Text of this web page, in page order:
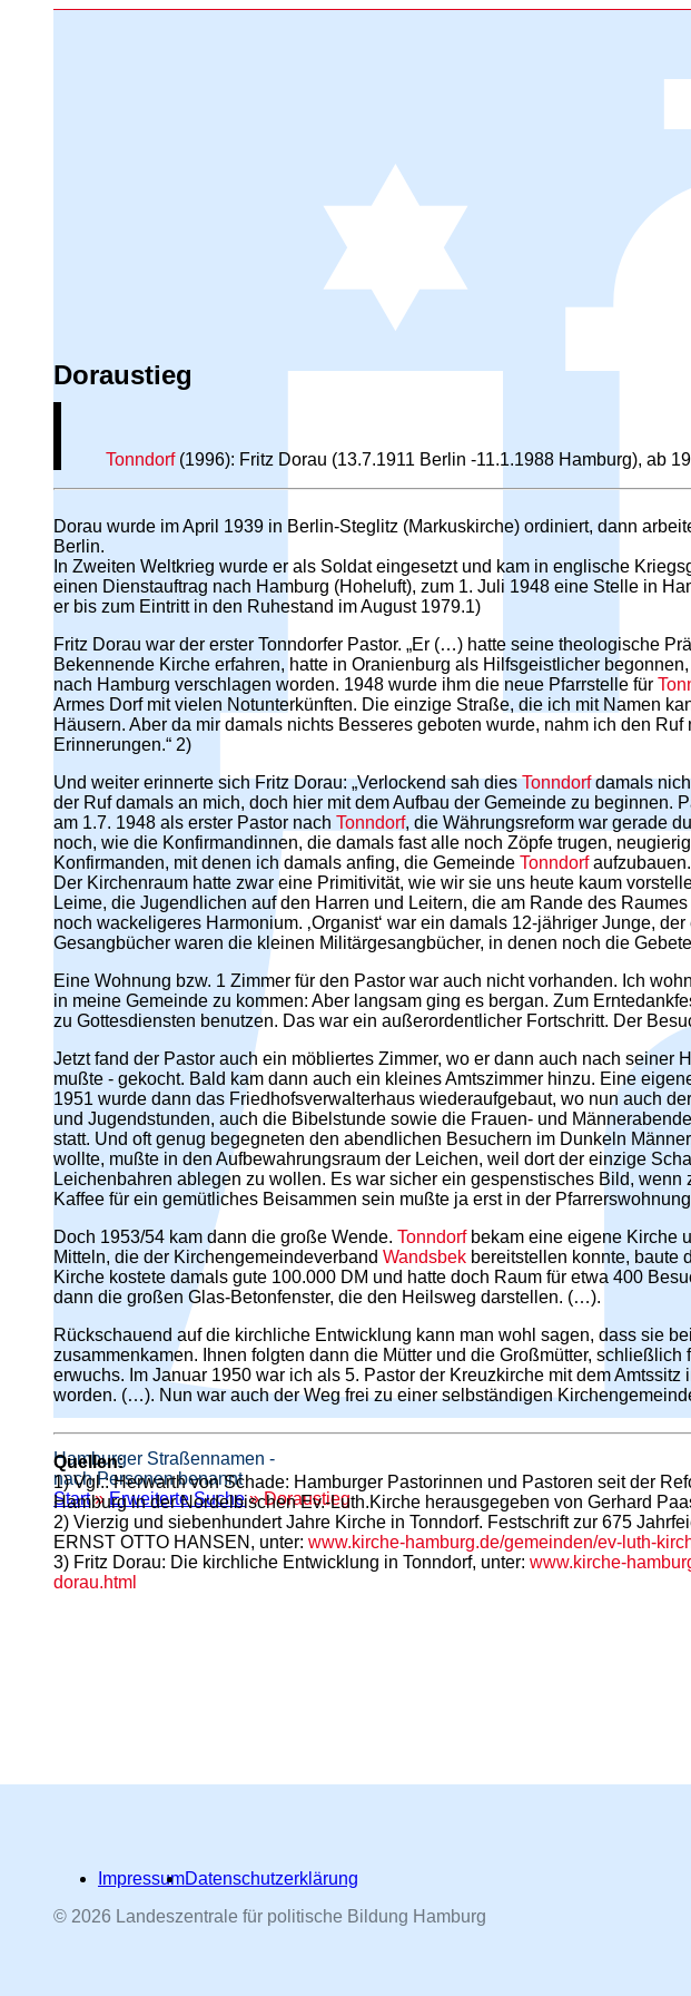
Hamburger Straßennamen -
nach Personen benannt
Start»Erweiterte Suche» Doraustieg
Doraustieg
Tonndorf(1996): Fritz Dorau (13.7.1911 Berlin -11.1.1988 Hamburg), ab
Dorau wurde im April 1939 in Berlin-Steglitz (Markuskirche) ordiniert, dann
Berlin.
In Zweiten Weltkrieg wurde er als Soldat eingesetzt und kam in englische
einen Dienstauftrag nach Hamburg (Hoheluft), zum 1. Juli 1948 eine Stelle in
er bis zum Eintritt in den Ruhestand im August 1979.1)
Fritz Dorau war der erster Tonndorfer Pastor. „Er (…) hatte seine theologische
Bekennende Kirche erfahren, hatte in Oranienburg als Hilfsgeistlicher
nach Hamburg verschlagen worden. 1948 wurde ihm die neue Pfarrstelle für
Armes Dorf mit vielen Notunterkünften. Die einzige Straße, die ich mit Namen
Häusern. Aber da mir damals nichts Besseres geboten wurde, nahm ich den Ruf
Erinnerungen.“ 2)
Und weiter erinnerte sich Fritz Dorau: „Verlockend sah diesTonndorfdamals
der Ruf damals an mich, doch hier mit dem Aufbau der Gemeinde zu beginnen.
am 1.7. 1948 als erster Pastor nach Tonndorf, die Währungsreform war gerade
noch, wie die Konfirmandinnen, die damals fast alle noch Zöpfe trugen,
Konfirmanden, mit denen ich damals anfing, die Gemeinde Tonndorfaufzubauen.
Der Kirchenraum hatte zwar eine Primitivität, wie wir sie uns heute kaum
Leime, die Jugendlichen auf den Harren und Leitern, die am Rande des
noch wackeligeres Harmonium. ‚Organist‘ war ein damals 12-jähriger Junge,
Gesangbücher waren die kleinen Militärgesangbücher, in denen noch die
Eine Wohnung bzw. 1 Zimmer für den Pastor war auch nicht vorhanden. Ich
in meine Gemeinde zu kommen: Aber langsam ging es bergan. Zum
zu Gottesdiensten benutzen. Das war ein außerordentlicher Fortschritt. Der
Jetzt fand der Pastor auch ein möbliertes Zimmer, wo er dann auch nach
mußte - gekocht. Bald kam dann auch ein kleines Amtszimmer hinzu. Eine
1951 wurde dann das Friedhofsverwalterhaus wiederaufgebaut, wo nun auch
und Jugendstunden, auch die Bibelstunde sowie die Frauen- und
statt. Und oft genug begegneten den abendlichen Besuchern im Dunkeln
wollte, mußte in den Aufbewahrungsraum der Leichen, weil dort der einzige
Leichenbahren ablegen zu wollen. Es war sicher ein gespenstisches Bild,
Kaffee für ein gemütliches Beisammen sein mußte ja erst in der
Doch 1953/54 kam dann die große Wende. Tonndorfbekam eine eigene Kirche
Mitteln, die der Kirchengemeindeverband Wandsbek bereitstellen konnte, baute
Kirche kostete damals gute 100.000 DM und hatte doch Raum für etwa 400
dann die großen Glas-Betonfenster, die den Heilsweg darstellen. (…).
Rückschauend auf die kirchliche Entwicklung kann man wohl sagen, dass sie
zusammenkamen. Ihnen folgten dann die Mütter und die Großmütter,
erwuchs. Im Januar 1950 war ich als 5. Pastor der Kreuzkirche mit dem Amtssitz
worden. (…). Nun war auch der Weg frei zu einer selbständigen
Quellen:
1) Vgl.: Herwarth von Schade: Hamburger Pastorinnen und Pastoren seit der
Hamburg in der Nordelbischen Ev.-Luth.Kirche herausgegeben von Gerhard
2) Vierzig und siebenhundert Jahre Kirche in Tonndorf. Festschrift zur 675
ERNST OTTO HANSEN, unter: www.kirche-hamburg.de/gemeinden/ev-luth-
3) Fritz Dorau: Die kirchliche Entwicklung in Tonndorf, unter: www.kirche-
dorau.html
ImpressumDatenschutzerklärung
© 2026 Landeszentrale für politische Bildung Hamburg